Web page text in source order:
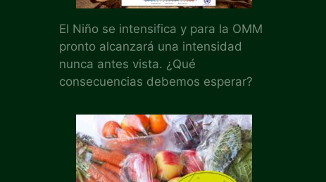
El Niño se intensifica y para la OMM
pronto alcanzará una intensidad
nunca antes vista. ¿Qué
consecuencias debemos esperar?